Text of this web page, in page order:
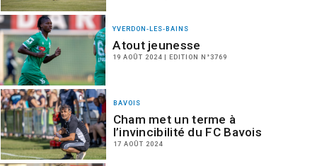
YVERDON-LES-BAINS
Atout jeunesse
19 AOÛT 2024 | EDITION N°3769
BAVOIS
Cham met un terme à
l’invincibilité du FC Bavois
17 AOÛT 2024